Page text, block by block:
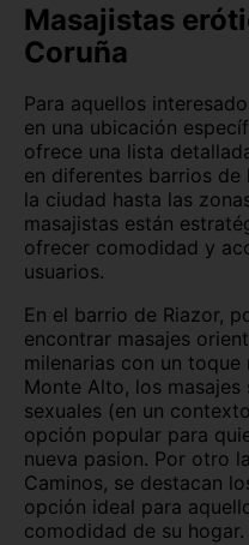
Palencia
Sevilla
Tarragona
Teruel
Vizcaya
Zaragoza
Masajistas
Coruña
Para aquellos
en una ubicación
ofrece una lista
en diferentes barrios
la ciudad hasta las
masajistas están
ofrecer comodidad y
usuarios.
En el barrio de Riazor,
encontrar masajes
milenarias con un
Monte Alto, los masajes
sexuales (en un
opción popular para
nueva pasion. Por otro
Caminos, se destacan
opción ideal para
comodidad de su hogar.